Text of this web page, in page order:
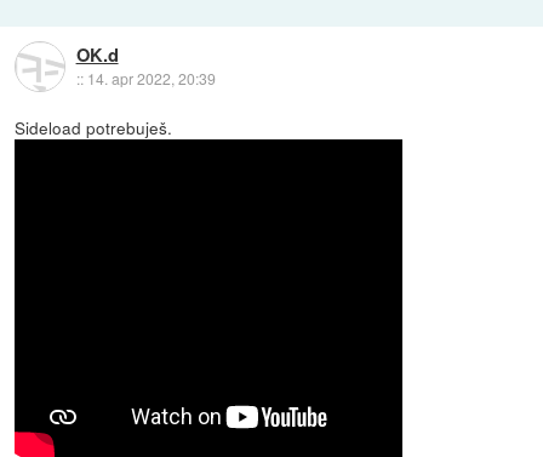
OK.d
:: 14. apr 2022, 20:39
Sideload potrebuješ.